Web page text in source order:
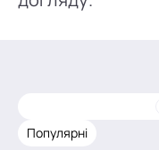
Популярні